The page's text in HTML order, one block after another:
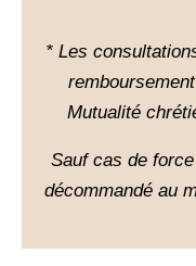
* Les
Mutualité
Sauf cas de
décommandé au